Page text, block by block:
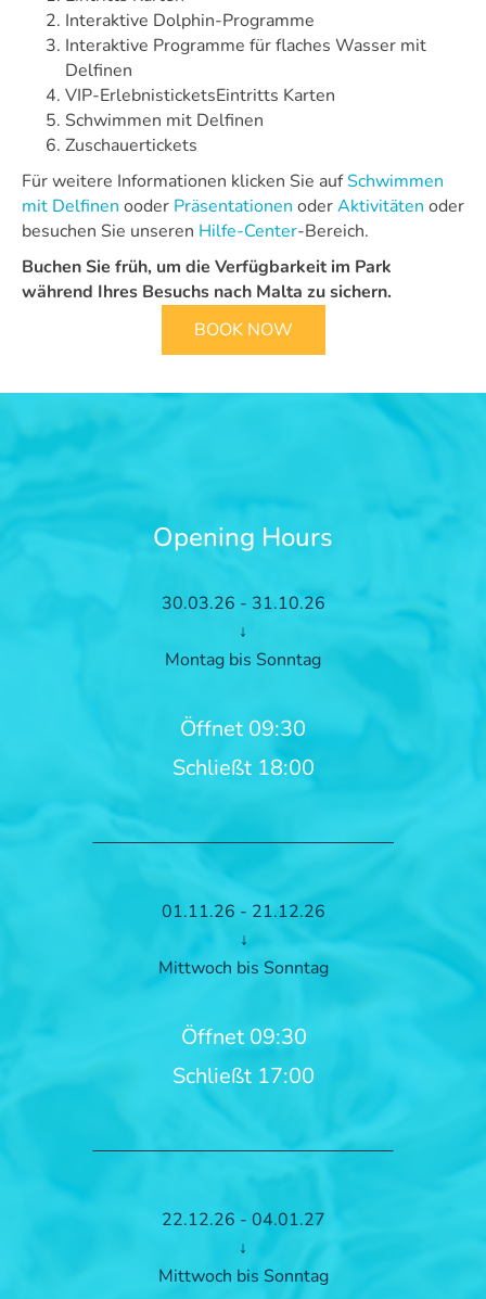
Interaktive Dolphin-Programme
Interaktive Programme für flaches Wasser mit
Delfinen
VIP-ErlebnisticketsEintritts Karten
Schwimmen mit Delfinen
Zuschauertickets
Für weitere Informationen klicken Sie aufSchwimmen
mit Delfinen ooder Präsentationen oderAktivitäten oder
besuchen Sie unseren Hilfe-Center-Bereich.
Buchen Sie früh, um die Verfügbarkeit im Park
während Ihres Besuchs nach Malta zu sichern.
BOOK NOW
Opening Hours
30.03.26 - 31.10.26
↓
Montag bis Sonntag
Öffnet 09:30
Schließt 18:00
01.11.26 - 21.12.26
↓
Mittwoch bis Sonntag
Öffnet 09:30
Schließt 17:00
22.12.26 - 04.01.27
↓
Mittwoch bis Sonntag